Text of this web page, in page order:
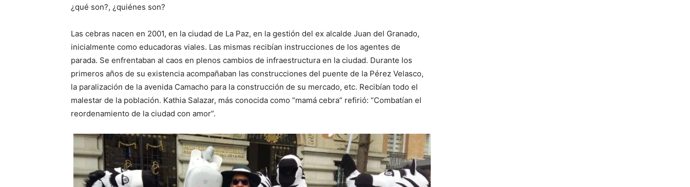
¿qué son?, ¿quiénes son?
Las cebras nacen en 2001, en la ciudad de La Paz, en la gestión del ex alcalde Juan del Granado,
inicialmente como educadoras viales. Las mismas recibían instrucciones de los agentes de
parada. Se enfrentaban al caos en plenos cambios de infraestructura en la ciudad. Durante los
primeros años de su existencia acompañaban las construcciones del puente de la Pérez Velasco,
la paralización de la avenida Camacho para la construcción de su mercado, etc. Recibían todo el
malestar de la población. Kathia Salazar, más conocida como “mamá cebra” refirió: “Combatían el
reordenamiento de la ciudad con amor”.